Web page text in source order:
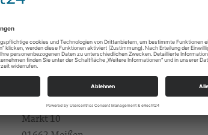
https://landing.churchdesk.com/de/e/
Fam. Herklotz
Alle Zielgruppen
KBG Meißen St.Afra
Markt 10